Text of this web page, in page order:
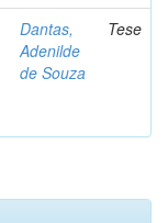
Dantas,
Adenilde
de Souza
Tese